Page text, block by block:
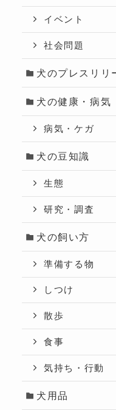
イベント
社会問題
犬のプレスリリ
犬の健康・病気
病気・ケガ
犬の豆知識
生態
研究・調査
犬の飼い方
準備する物
しつけ
散歩
食事
気持ち・行動
犬用品